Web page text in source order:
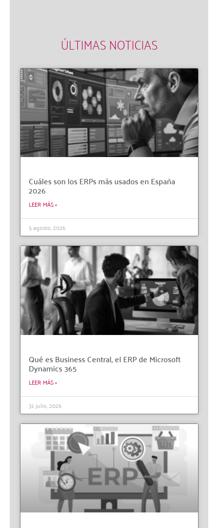
ÚLTIMAS NOTICIAS
Cuáles son los ERPs más usados en España
2026
LEER MÁS »
5 agosto, 2026
Qué es Business Central, el ERP de Microsoft
Dynamics 365
LEER MÁS »
31 julio, 2026